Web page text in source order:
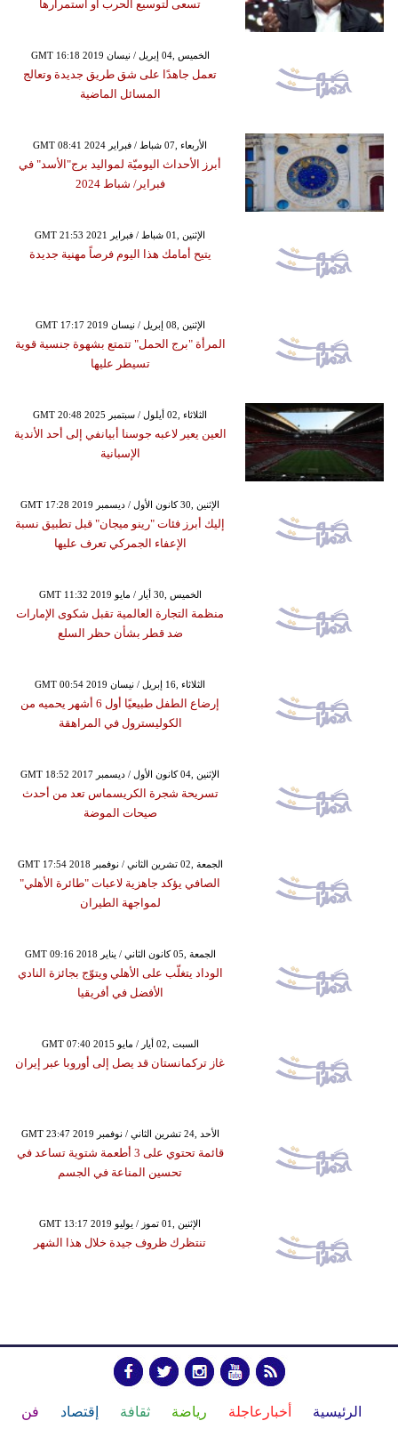
تسعى لتوسيع الحرب أو استمرارها
GMT 16:18 2019 الخميس ,04 إبريل / نيسان
تعمل جاهدًا على شق طريق جديدة وتعالج
المسائل الماضية
GMT 08:41 2024 الأربعاء ,07 شباط / فبراير
أبرز الأحداث اليوميّة لمواليد برج"الأسد" في
فبراير/ شباط 2024
GMT 21:53 2021 الإثنين ,01 شباط / فبراير
يتيح أمامك هذا اليوم فرصاً مهنية جديدة
GMT 17:17 2019 الإثنين ,08 إبريل / نيسان
المرأة "برج الحمل" تتمتع بشهوة جنسية قوية
تسيطر عليها
GMT 20:48 2025 الثلاثاء ,02 أيلول / سبتمبر
العين يعير لاعبه جوسنا أبيانفي إلى أحد الأندية
الإسبانية
GMT 17:28 2019 الإثنين ,30 كانون الأول / ديسمبر
إليك أبرز فئات "رينو ميجان" قبل تطبيق نسبة
الإعفاء الجمركي تعرف عليها
GMT 11:32 2019 الخميس ,30 أيار / مايو
منظمة التجارة العالمية تقبل شكوى الإمارات
ضد قطر بشأن حظر السلع
GMT 00:54 2019 الثلاثاء ,16 إبريل / نيسان
إرضاع الطفل طبيعيًا أول 6 أشهر يحميه من
الكوليسترول في المراهقة
GMT 18:52 2017 الإثنين ,04 كانون الأول / ديسمبر
تسريحة شجرة الكريسماس تعد من أحدث
صيحات الموضة
GMT 17:54 2018 الجمعة ,02 تشرين الثاني / نوفمبر
الصافي يؤكد جاهزية لاعبات "طائرة الأهلي"
لمواجهة الطيران
GMT 09:16 2018 الجمعة ,05 كانون الثاني / يناير
الوداد يتغلّب على الأهلي ويتوّج بجائزة النادي
الأفضل في أفريقيا
GMT 07:40 2015 السبت ,02 أيار / مايو
غاز تركمانستان قد يصل إلى أوروبا عبر إيران
GMT 23:47 2019 الأحد ,24 تشرين الثاني / نوفمبر
قائمة تحتوي على 3 أطعمة شتوية تساعد في
تحسين المناعة في الجسم
GMT 13:17 2019 الإثنين ,01 تموز / يوليو
تنتظرك ظروف جيدة خلال هذا الشهر
الرئيسية أخبارعاجلة رياضة ثقافة إقتصاد فن